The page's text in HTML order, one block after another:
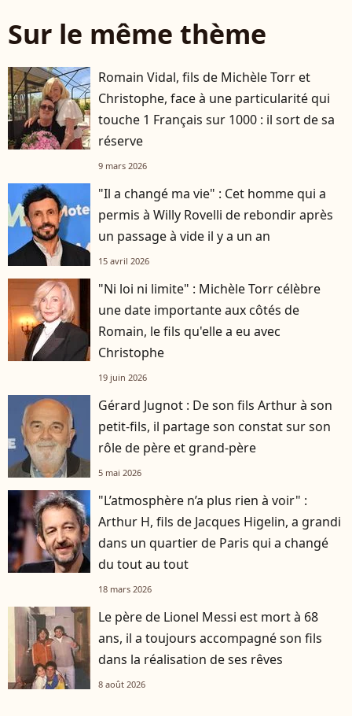
Sur le même thème
Romain Vidal, fils de Michèle Torr et
Christophe, face à une particularité qui
touche 1 Français sur 1000 : il sort de sa
réserve
9 mars 2026
"Il a changé ma vie" : Cet homme qui a
permis à Willy Rovelli de rebondir après
un passage à vide il y a un an
15 avril 2026
"Ni loi ni limite" : Michèle Torr célèbre
une date importante aux côtés de
Romain, le fils qu'elle a eu avec
Christophe
19 juin 2026
Gérard Jugnot : De son fils Arthur à son
petit-fils, il partage son constat sur son
rôle de père et grand-père
5 mai 2026
"L’atmosphère n’a plus rien à voir" :
Arthur H, fils de Jacques Higelin, a grandi
dans un quartier de Paris qui a changé
du tout au tout
18 mars 2026
Le père de Lionel Messi est mort à 68
ans, il a toujours accompagné son fils
dans la réalisation de ses rêves
8 août 2026